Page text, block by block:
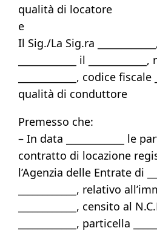
qualità di locatore
e
Il Sig./La Sig.ra
____________ il
____________, codice fiscale
qualità di conduttore
Premesso che:
– In data ____________ le
contratto di locazione
l’Agenzia delle Entrate di
____________, relativo
____________, censito al
____________, particella